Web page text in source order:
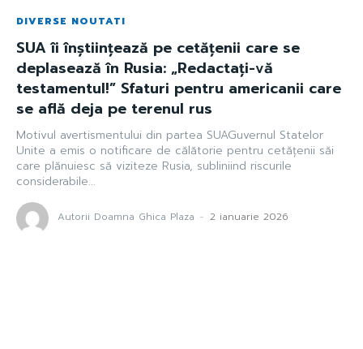
DIVERSE NOUTATI
SUA îi înștiințează pe cetățenii care se
deplasează în Rusia: „Redactați-vă
testamentul!” Sfaturi pentru americanii care
se află deja pe terenul rus
Motivul avertismentului din partea SUAGuvernul Statelor
Unite a emis o notificare de călătorie pentru cetățenii săi
care plănuiesc să viziteze Rusia, subliniind riscurile
considerabile...
Autorii Doamna Ghica Plaza - 2 ianuarie 2026